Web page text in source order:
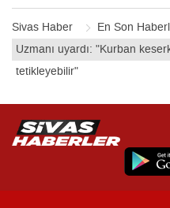
Sivas Haber
En Son
Uzmanı uyardı: "Kurban
tetikleyebilir"